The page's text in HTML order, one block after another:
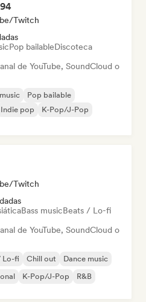
Twitch
Pop bailableDiscoteca
de YouTube, SoundCloud o
Pop bailable
Indie pop
K-Pop/J-Pop
Twitch
Bass musicBeats / Lo-fi
de YouTube, SoundCloud o
Lo-fi Chill out
Dance music
K-Pop/J-Pop R&B